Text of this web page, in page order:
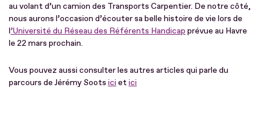
au volant d’un camion des Transports Carpentier. De notre côté,
nous aurons l’occasion d’écouter sa belle histoire de vie lors de
l’Université du Réseau des Référents Handicap prévue au Havre
le 22 mars prochain.
Vous pouvez aussi consulter les autres articles qui parle du
parcours de Jérémy Soots ici etici